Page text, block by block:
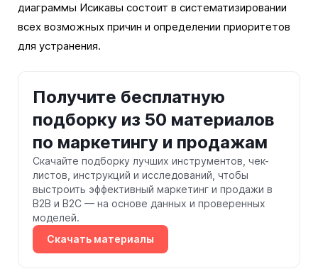
диаграммы Исикавы состоит в систематизировании
всех возможных причин и определении приоритетов
для устранения.
Получите бесплатную
подборку из 50 материалов
по маркетингу и продажам
Скачайте подборку лучших инструментов, чек-
листов, инструкций и исследований, чтобы
выстроить эффективный маркетинг и продажи в
B2B и B2C — на основе данных и проверенных
моделей.
Скачать материалы